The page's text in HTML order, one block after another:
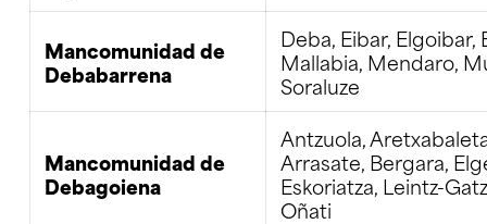
Mancomunidad de
Debabarrena
Deba, Eibar, Elgoibar,
Mallabia, Mendaro,
Soraluze
Mancomunidad de
Debagoiena
Antzuola,
Arrasate, Bergara,
Eskoriatza, Leintz-
Oñati